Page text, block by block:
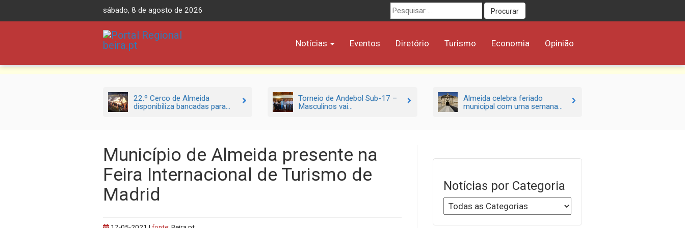
sábado, 8 de agosto de 2026
Procurar
por:
Procurar
Notícias Eventos Diretório Turismo Economia Opinião
22.º Cerco de Almeida
disponibiliza bancadas para...
Torneio de Andebol Sub-17 –
Masculinos vai...
Almeida celebra feriado
municipal com uma semana...
Município de Almeida presente na
Feira Internacional de Turismo de
Madrid
Notícias por Categoria